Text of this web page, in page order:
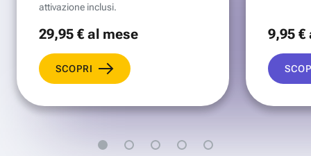
attivazione inclusi.
29,95 €al mese
SCOPRI
9,95 €